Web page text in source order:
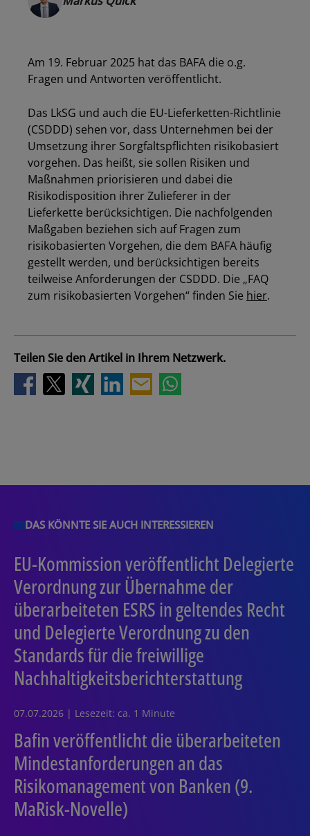
Am 19. Februar 2025 hat das BAFA die o.g.
Fragen und Antworten veröffentlicht.
Das LkSG und auch die EU-Lieferketten-Richtlinie
(CSDDD) sehen vor, dass Unternehmen bei der
Umsetzung ihrer Sorgfaltspflichten risikobasiert
vorgehen. Das heißt, sie sollen Risiken und
Maßnahmen priorisieren und dabei die
Risikodisposition ihrer Zulieferer in der
Lieferkette berücksichtigen. Die nachfolgenden
Maßgaben beziehen sich auf Fragen zum
risikobasierten Vorgehen, die dem BAFA häufig
gestellt werden, und berücksichtigen bereits
teilweise Anforderungen der CSDDD. Die „FAQ
zum risikobasierten Vorgehen“ finden Sie hier.
Teilen Sie den Artikel in Ihrem Netzwerk.
DAS KÖNNTE SIE AUCH INTERESSIEREN
EU-Kommission veröffentlicht Delegierte
Verordnung zur Übernahme der
überarbeiteten ESRS in geltendes Recht
und Delegierte Verordnung zu den
Standards für die freiwillige
Nachhaltigkeitsberichterstattung
07.07.2026 | Lesezeit: ca. 1 Minute
Bafin veröffentlicht die überarbeiteten
Mindestanforderungen an das
Risikomanagement von Banken (9.
MaRisk-Novelle)